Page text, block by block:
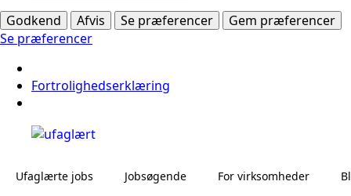
Godkend
Afvis Se præferencer
Gem præferencer
Se præferencer
Fortrolighedserklæring
Ufaglærte jobs Jobsøgende For virksomheder